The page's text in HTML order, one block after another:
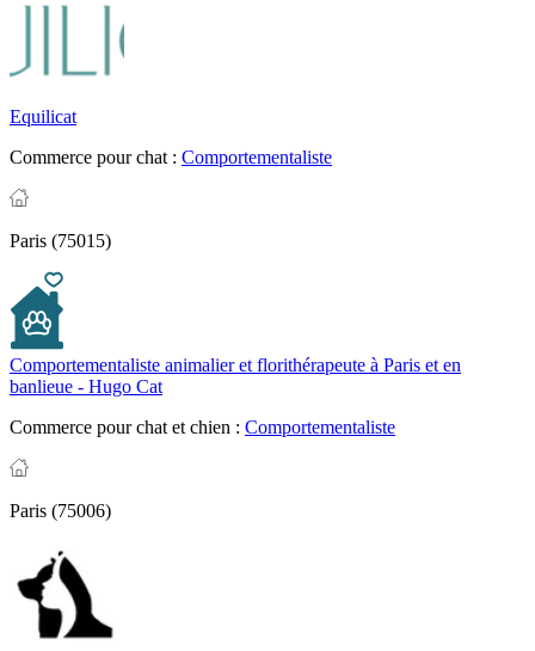
Equilicat
Commerce pour chat : Comportementaliste
Paris (75015)
Comportementaliste animalier et florithérapeute à Paris et en
banlieue - Hugo Cat
Commerce pour chat et chien : Comportementaliste
Paris (75006)